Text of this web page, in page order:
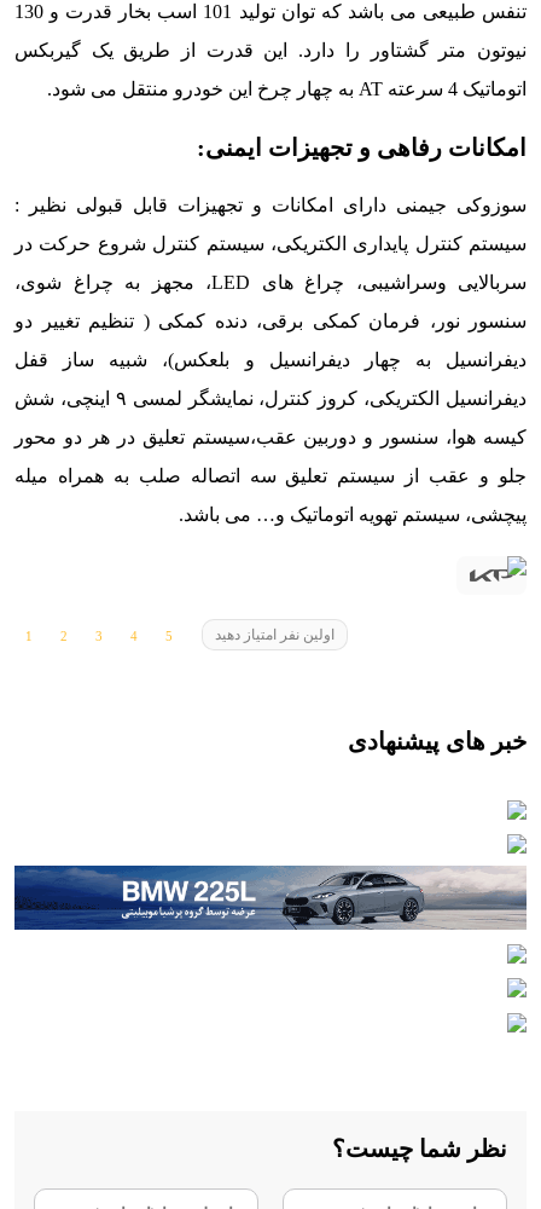
تنفس طبیعی می باشد که توان تولید 101 اسب بخار قدرت و 130
نیوتون متر گشتاور را دارد. این قدرت از طریق یک گیربکس
اتوماتیک 4 سرعته AT به چهار چرخ این خودرو منتقل می شود.
امکانات رفاهی و تجهیزات ایمنی:
سوزوکی جیمنی دارای امکانات و تجهیزات قابل قبولی نظیر :
سیستم کنترل پایداری الکتریکی، سیستم کنترل شروع حرکت در
سربالایی وسراشیبی، چراغ های LED، مجهز به چراغ شوی،
سنسور نور، فرمان کمکی برقی، دنده کمکی ( تنظیم تغییر دو
دیفرانسیل به چهار دیفرانسیل و بلعکس)، شبیه ساز قفل
دیفرانسیل الکتریکی، کروز کنترل، نمایشگر لمسی ۹ اینچی، شش
کیسه هوا، سنسور و دوربین عقب،سیستم تعلیق در هر دو محور
جلو و عقب از سیستم تعلیق سه اتصاله صلب به همراه میله
پیچشی، سیستم تهویه اتوماتیک و… می باشد.
اولین نفر امتیاز دهید
خبر های پیشنهادی
نظر شما چیست؟